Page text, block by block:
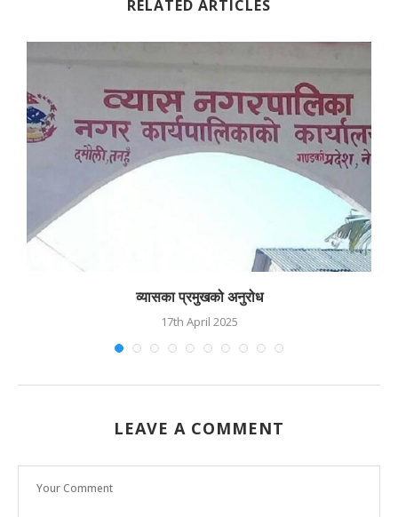
RELATED ARTICLES
व्यासका प्रमुखको अनुरोध
17th April 2025
LEAVE A COMMENT